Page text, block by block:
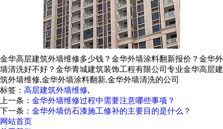
金华高层建筑外墙维修多少钱？金华外墙涂料翻新报价？金华外
墙清洗好不好？金华青城建筑装饰工程有限公司专业金华高层建
筑外墙维修,金华外墙涂料翻新,金华外墙清洗的公司
标签： 高层建筑外墙维修,
上一条： 金华外墙维修过程中需要注意哪些事项？
下一条： 金华外墙仿石漆施工修补的主要目的是什么？
网站首页